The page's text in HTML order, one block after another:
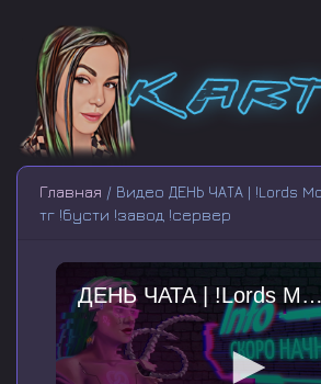
Главная / Видео ДЕНЬ ЧАТА | !Lords
тг !бусти !завод !сервер
ДЕНЬ ЧАТА | !Lords Mobile | !тг !бусти !завод !сервер